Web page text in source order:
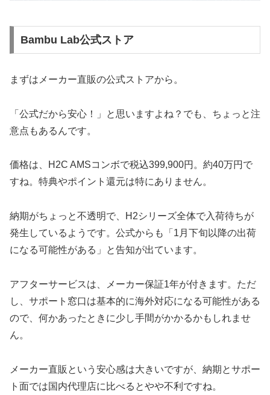
Bambu Lab公式ストア
まずはメーカー直販の公式ストアから。
「公式だから安心！」と思いますよね？でも、ちょっと注
意点もあるんです。
価格は、H2C AMSコンボで税込399,900円。約40万円で
すね。特典やポイント還元は特にありません。
納期がちょっと不透明で、H2シリーズ全体で入荷待ちが
発生しているようです。公式からも「1月下旬以降の出荷
になる可能性がある」と告知が出ています。
アフターサービスは、メーカー保証1年が付きます。ただ
し、サポート窓口は基本的に海外対応になる可能性がある
ので、何かあったときに少し手間がかかるかもしれませ
ん。
メーカー直販という安心感は大きいですが、納期とサポー
ト面では国内代理店に比べるとやや不利ですね。